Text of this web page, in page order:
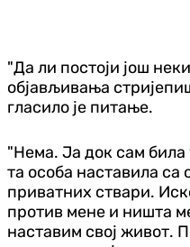
"Да ли постоји још
објављивања
гласило је питање.
"Нема. Ја док сам била
та особа наставила са
приватних ствари.
против мене и ништа
наставим свој живот.